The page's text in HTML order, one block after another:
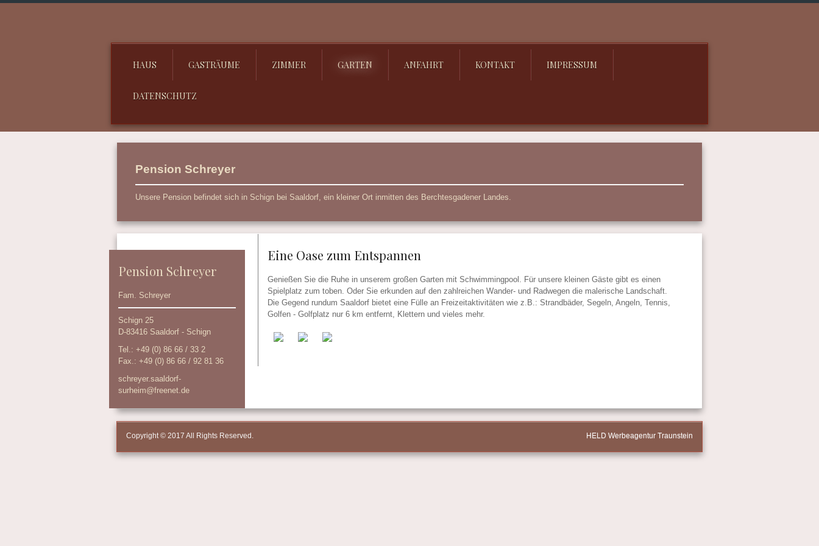
HAUS GASTRÄUME ZIMMER GARTEN ANFAHRT KONTAKT IMPRESSUM
DATENSCHUTZ
Pension Schreyer
Unsere Pension befindet sich in Schign bei Saaldorf, ein kleiner Ort inmitten des Berchtesgadener Landes.
Eine Oase zum Entspannen
Genießen Sie die Ruhe in unserem großen Garten mit Schwimmingpool. Für unsere kleinen Gäste gibt es einen
Spielplatz zum toben. Oder Sie erkunden auf den zahlreichen Wander- und Radwegen die malerische Landschaft.
Die Gegend rundum Saaldorf bietet eine Fülle an Freizeitaktivitäten wie z.B.: Strandbäder, Segeln, Angeln, Tennis,
Golfen - Golfplatz nur 6 km entfernt, Klettern und vieles mehr.
Pension Schreyer
Fam. Schreyer
Schign 25
D-83416 Saaldorf - Schign
Tel.: +49 (0) 86 66 / 33 2
Fax.: +49 (0) 86 66 / 92 81 36
schreyer.saaldorf-
surheim@freenet.de
Copyright © 2017 All Rights Reserved. HELD Werbeagentur Traunstein